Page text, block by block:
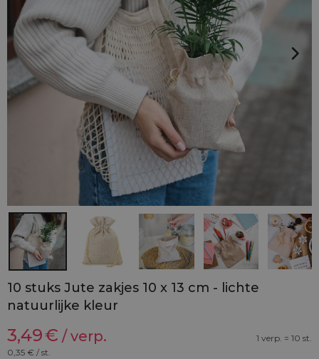
10 stuks Jute zakjes 10 x 13 cm - lichte
natuurlijke kleur
3,49€ / verp.
1 verp. = 10 st.
0,35 € / st.